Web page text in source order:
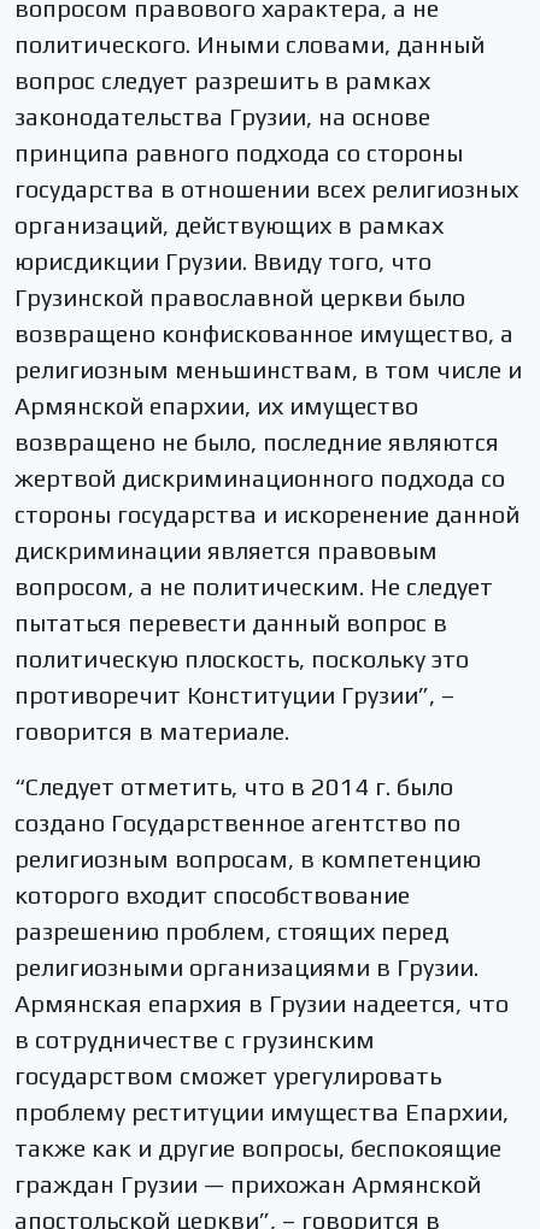
вопросом правового характера, а не
политического. Иными словами, данный
вопрос следует разрешить в рамках
законодательства Грузии, на основе
принципа равного подхода со стороны
государства в отношении всех религиозных
организаций, действующих в рамках
юрисдикции Грузии. Ввиду того, что
Грузинской православной церкви было
возвращено конфискованное имущество, а
религиозным меньшинствам, в том числе и
Армянской епархии, их имущество
возвращено не было, последние являются
жертвой дискриминационного подхода со
стороны государства и искоренение данной
дискриминации является правовым
вопросом, а не политическим. Не следует
пытаться перевести данный вопрос в
политическую плоскость, поскольку это
противоречит Конституции Грузии”, –
говорится в материале.
“Следует отметить, что в 2014 г. было
создано Государственное агентство по
религиозным вопросам, в компетенцию
которого входит способствование
разрешению проблем, стоящих перед
религиозными организациями в Грузии.
Армянская епархия в Грузии надеется, что
в сотрудничестве с грузинским
государством сможет урегулировать
проблему реституции имущества Епархии,
также как и другие вопросы, беспокоящие
граждан Грузии — прихожан Армянской
апостольской церкви”, – говорится в